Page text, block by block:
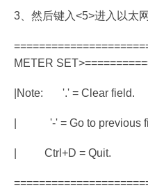
3、然后键入<5>进入以太
METER
|Note: '.' =
| '-' = Go to
| Ctrl+D